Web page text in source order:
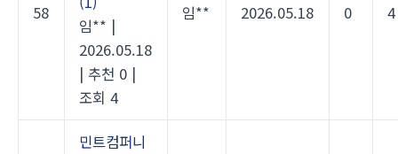
58
임** |
2026.05.18
| 추천 0 |
조회 4
임** 2026.05.18 0 4
민트컴퍼니